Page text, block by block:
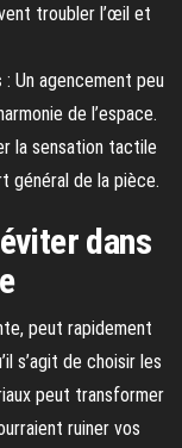
troubler l’œil et
: Un agencement peu
de l’espace.
la sensation tactile
général de la pièce.
dans
peut rapidement
s’agit de choisir les
peut transformer
ruiner vos